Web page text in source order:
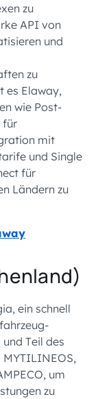
zu
API von
und
zu
es Elaway,
wie Post-
für
mit
und Single
für
Ländern zu
ein schnell
Teil des
um
zu